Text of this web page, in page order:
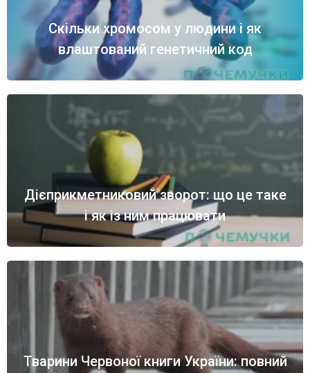
Скільки хромосом у людини і як
влаштований генетичний код
Дієприкметниковий зворот: що це таке
і як із ним працювати
Тварини Червоної книги України: повний